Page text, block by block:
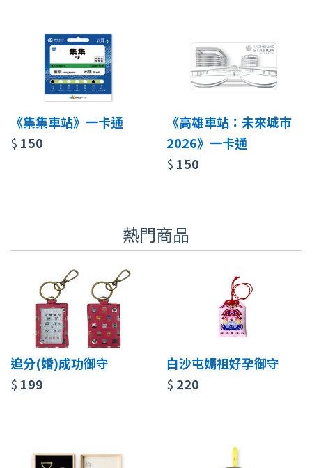
《集集車站》一卡通
$ 150
《高雄車站：未來城市
2026》一卡通
$ 150
熱門商品
追分(婚)成功御守
$ 199
白沙屯媽祖好孕御守
$ 220